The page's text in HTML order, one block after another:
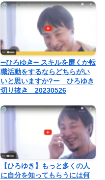
➖ひろゆき➖ スキルを磨くか転
職活動をするならどちらがい
いと思いますか?ー ひろゆき
切り抜き 20230526
【ひろゆき】もっと多くの人
に自分を知ってもらうには何